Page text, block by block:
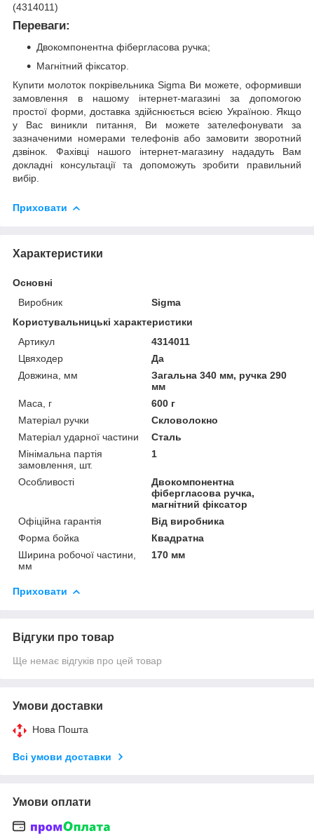
(4314011)
Переваги:
Двокомпонентна фібергласова ручка;
Магнітний фіксатор.
Купити молоток покрівельника Sigma Ви можете, оформивши
замовлення в нашому інтернет-магазині за допомогою
простої форми, доставка здійснюється всією Україною. Якщо
у Вас виникли питання, Ви можете зателефонувати за
зазначеними номерами телефонів або замовити зворотний
дзвінок. Фахівці нашого інтернет-магазину нададуть Вам
докладні консультації та допоможуть зробити правильний
вибір.
Приховати
Характеристики
Основні
Виробник
Sigma
Користувальницькі характеристики
Артикул
4314011
Цвяходер
Да
Довжина, мм
Загальна 340 мм, ручка 290
мм
Маса, г
600 г
Матеріал ручки
Скловолокно
Матеріал ударної частини
Сталь
Мінімальна партія
замовлення, шт.
1
Особливості
Двокомпонентна
фібергласова ручка,
магнітний фіксатор
Офіційна гарантія
Від виробника
Форма бойка
Квадратна
Ширина робочої частини,
мм
170 мм
Приховати
Відгуки про товар
Ще немає відгуків про цей товар
Умови доставки
Нова Пошта
Всі умови доставки
Умови оплати